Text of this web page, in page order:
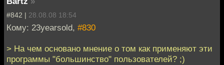
#842 | 28.08.08 18:54
Кому: 23yearsold, #830
> На чем основано мнение о том как применяют эти
программы "большинство" пользователей? ;)